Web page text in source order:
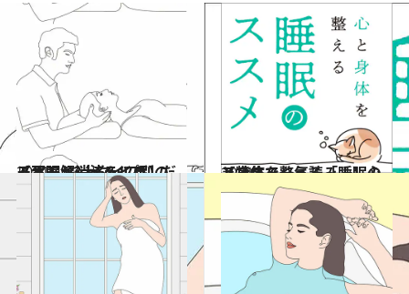
2021.4.24
モヤモヤ、イライラ、だるオモ…3大タイプ別の【不眠解消法＆ツボ】
ビューティ＆ヘルス 2021.5.7
【特集で一気読み！】心と身体を整える「睡眠のススメ」
ライフスタイル